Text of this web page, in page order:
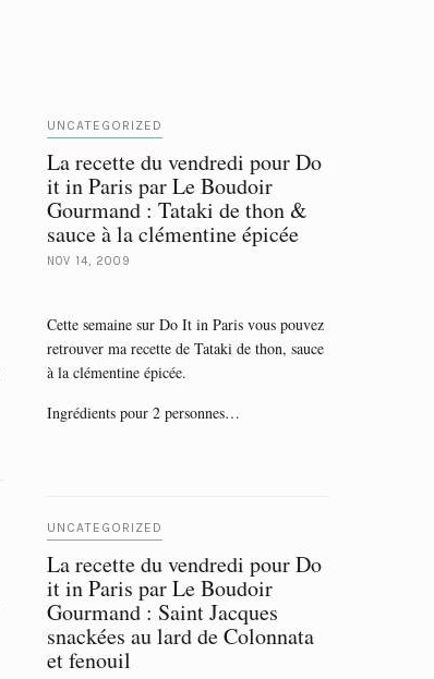
UNCATEGORIZED
La recette du vendredi pour Do
it in Paris par Le Boudoir
Gourmand : Tataki de thon &
sauce à la clémentine épicée
NOV 14, 2009
Cette semaine sur Do It in Paris vous pouvez
retrouver ma recette de Tataki de thon, sauce
à la clémentine épicée.
Ingrédients pour 2 personnes…
UNCATEGORIZED
La recette du vendredi pour Do
it in Paris par Le Boudoir
Gourmand : Saint Jacques
snackées au lard de Colonnata
et fenouil